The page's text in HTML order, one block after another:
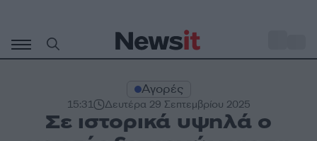
περιεχόμενο
Αγορές
15:31 Δευτέρα 29 Σεπτεμβρίου 2025
Σε ιστορικά υψηλά ο